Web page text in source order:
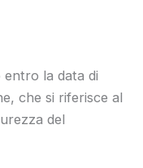
la data di
che si riferisce al
del